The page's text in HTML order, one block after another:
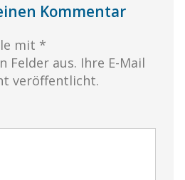
Kommentar
mit *
Felder aus. Ihre E-Mail
veröffentlicht.